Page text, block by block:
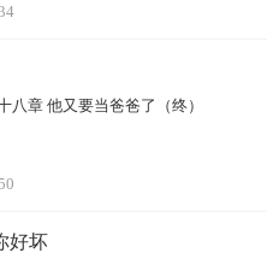
八章 他又要当爸爸了（终）
好坏